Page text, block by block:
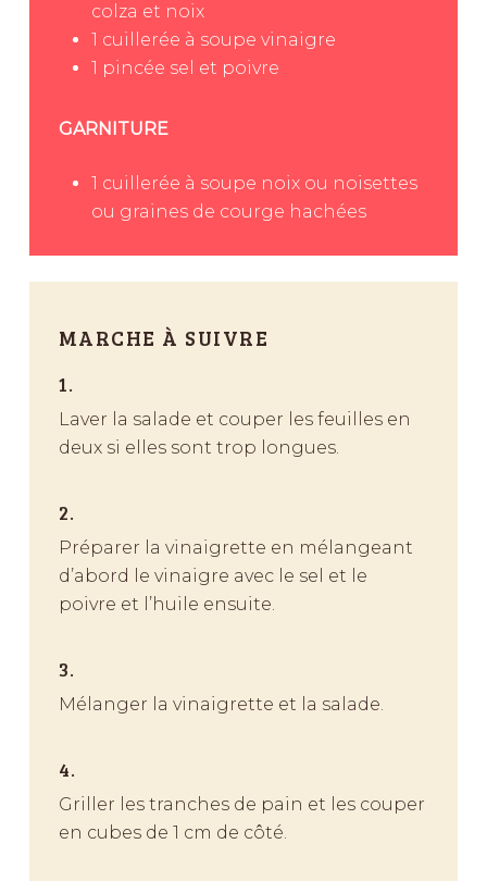
colza et noix
1 cuillerée à soupe vinaigre
1 pincée sel et poivre
GARNITURE
1 cuillerée à soupe noix ou noisettes
ou graines de courge hachées
MARCHE À SUIVRE
1.
Laver la salade et couper les feuilles en
deux si elles sont trop longues.
2.
Préparer la vinaigrette en mélangeant
d’abord le vinaigre avec le sel et le
poivre et l’huile ensuite.
3.
Mélanger la vinaigrette et la salade.
4.
Griller les tranches de pain et les couper
en cubes de 1 cm de côté.